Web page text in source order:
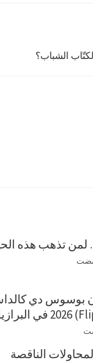
الشباب؟
تذهب هذه
مضت
بوسوس دي
الناقصة